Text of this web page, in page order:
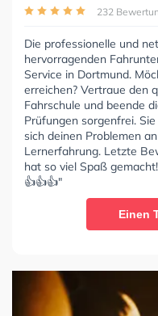
232
Die professionelle und
hervorragenden
Service in Dortmund.
erreichen? Vertraue den
Fahrschule und beende
Prüfungen sorgenfrei.
sich deinen Problemen
Lernerfahrung. Letzte
hat so viel Spaß
👍👍👍"
Einen